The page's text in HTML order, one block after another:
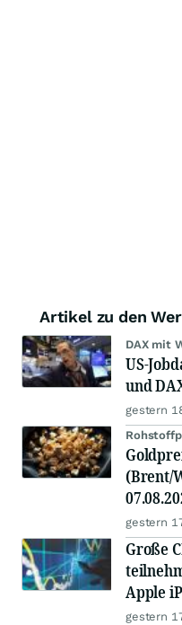
Artikel zu den
DAX mit
US-
und
gestern
(Brent/
gestern
Große
Apple
gestern